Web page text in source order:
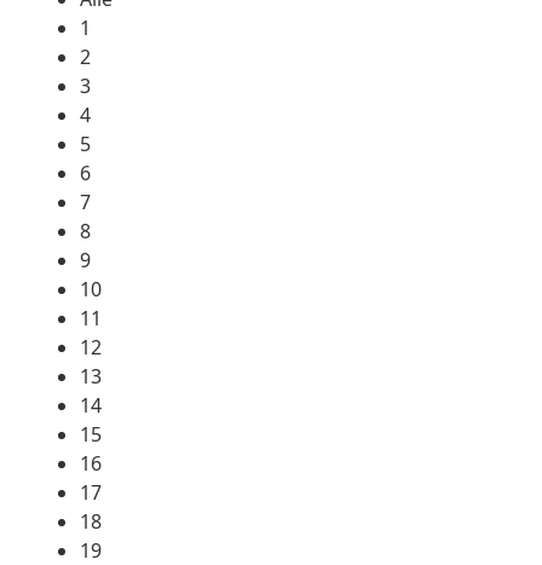
1
2
3
4
5
6
7
8
9
10
11
12
13
14
15
16
17
18
19